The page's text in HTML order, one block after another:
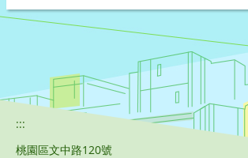
:::
桃園區文中路120號